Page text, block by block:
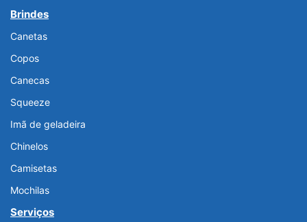
Brindes
Canetas
Copos
Canecas
Squeeze
Imã de geladeira
Chinelos
Camisetas
Mochilas
Serviços